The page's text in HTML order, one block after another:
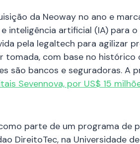
da Neoway no ano e
inteligência artificial (IA) para
pela legaltech para agilizar
tomada, com base no histórico
são bancos e seguradoras. A
Sevennova, por US$ 15
parte de um programa de
DireitoTec, na Universidade